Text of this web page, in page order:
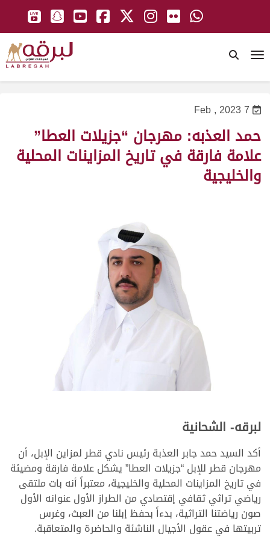
7 Feb , 2023
حمد العذبه: مهرجان “جزيلات العطا”
علامة فارقة في تاريخ المزاينات المحلية
والخليجية
لبرقه- الشحانية
أكد السيد حمد جابر العذبة رئيس نادي قطر لمزاين الإبل، أن
مهرجان قطر للإبل “جزيلات العطا” يشكل علامة فارقة ومضيئة
في تاريخ المزاينات المحلية والخليجية، معتبراً أنه بات ملتقى
رياضي تراثي ثقافي إقتصادي من الطراز الأول عنوانه الأول
صون رياضتنا التراثية، بدءاً بحفظ إبلنا من العبث، وغرس
تربيتها في عقول الأجيال الناشئة والحاضرة والمتعاقبة.